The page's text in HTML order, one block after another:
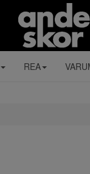
REA